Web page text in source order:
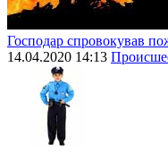
Господар спровокував
14.04.2020 14:13